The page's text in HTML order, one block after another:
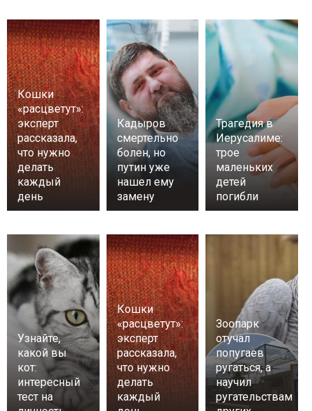
Кошки
«расцветут»:
эксперт
рассказала,
что нужно
делать
каждый
день
Кадыров
смертельно
болен, но
путин уже
нашел ему
замену
Трагедия в
Иерусалиме:
трое
маленьких
детей
погибли
Узнайте,
какой вы
кот:
интересный
тест на
Кошки
«расцветут»:
эксперт
рассказала,
что нужно
делать
каждый
Зоопарк
отучал
попугаев
ругаться, а
научил
ругательствам